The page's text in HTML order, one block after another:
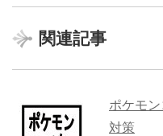
関連記事
ポケモ
対策